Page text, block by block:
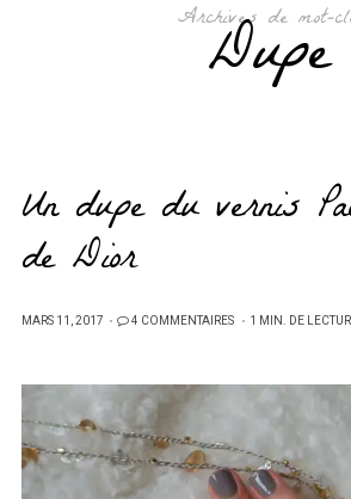
Archives de mot-
Dupe
Un dupe du vernis
de Dior
PUBLIÉ
MARS 11, 2017 4 COMMENTAIRES 1 MIN. DE